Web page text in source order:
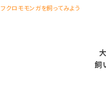
フクロモモンガを飼ってみよう
飼